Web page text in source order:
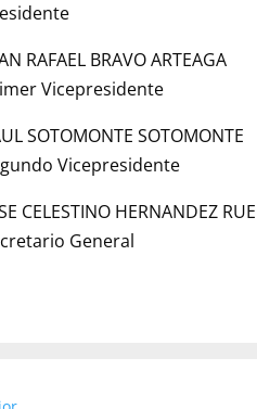
RAFAEL BRAVO ARTEAGA
Vicepresidente
SOTOMONTE SOTOMONTE
Vicepresidente
CELESTINO HERNANDEZ
General